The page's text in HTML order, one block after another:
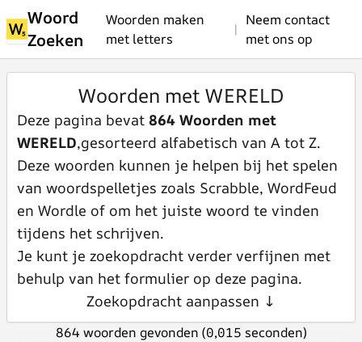
Woord
Zoeken
Woorden maken
met letters
|
Neem contact
met ons op
Woorden met WERELD
Deze pagina bevat 864 Woorden met
WERELD,gesorteerd alfabetisch van A tot Z.
Deze woorden kunnen je helpen bij het spelen
van woordspelletjes zoals Scrabble, WordFeud
en Wordle of om het juiste woord te vinden
tijdens het schrijven.
Je kunt je zoekopdracht verder verfijnen met
behulp van het formulier op deze pagina.
Zoekopdracht aanpassen ↓
864 woorden gevonden (0,015 seconden)